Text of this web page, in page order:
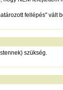
fellépés" vált
szükség.